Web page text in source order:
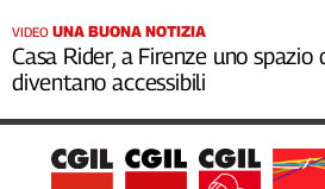
VIDEO UNA BUONA NOTIZIA
Casa Rider, a Firenze uno
diventano accessibili